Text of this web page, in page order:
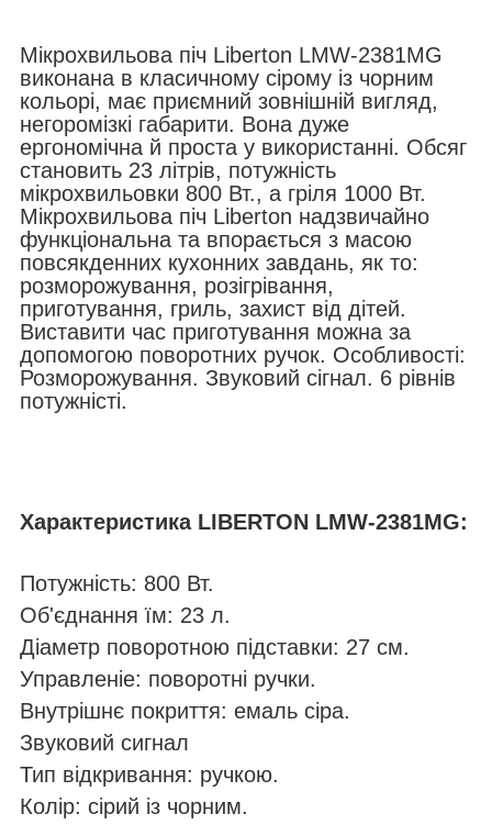
Мікрохвильова піч Liberton LMW-2381МG
виконана в класичному сірому із чорним
кольорі, має приємний зовнішній вигляд,
негоромізкі габарити. Вона дуже
ергономічна й проста у використанні. Обсяг
становить 23 літрів, потужність
мікрохвильовки 800 Вт., а гріля 1000 Вт.
Мікрохвильова піч Liberton надзвичайно
функціональна та впорається з масою
повсякденних кухонних завдань, як то:
розморожування, розігрівання,
приготування, гриль, захист від дітей.
Виставити час приготування можна за
допомогою поворотних ручок. Особливості:
Розморожування. Звуковий сігнал. 6 рівнів
потужністі.
Характеристика LIBERTON LMW-2381МG:
Потужність: 800 Вт.
Об'єднання їм: 23 л.
Діаметр поворотною підставки: 27 см.
Управленіе: поворотні ручки.
Внутрішнє покриття: емаль сіра.
Звуковий сигнал
Тип відкривання: ручкою.
Колір: сірий із чорним.